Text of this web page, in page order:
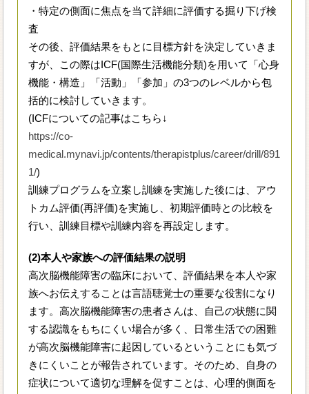
・特定の側面に焦点を当て詳細に評価する掘り下げ検
査
その後、評価結果をもとに目標方針を決定していきま
すが、この際はICF(国際生活機能分類)を用いて「心身
機能・構造」「活動」「参加」の3つのレベルから包
括的に検討していきます。
(ICFについての記事はこちら↓
https://co-
medical.mynavi.jp/contents/therapistplus/career/drill/891
1/)
訓練プログラムを立案し訓練を実施した後には、アウ
トカム評価(再評価)を実施し、初期評価時との比較を
行い、訓練目標や訓練内容を再設定します。
(2)本人や家族への評価結果の説明
高次脳機能障害の臨床において、評価結果を本人や家
族へお伝えすることは言語聴覚士の重要な役割になり
ます。高次脳機能障害の患者さんは、自己の状態に関
する認識をもちにくい場合が多く、日常生活での困難
が高次脳機能障害に起因しているということにも気づ
きにくいことが報告されています。そのため、自身の
症状について適切な理解を促すことは、心理的側面を